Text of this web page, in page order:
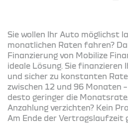
Sie wollen Ihr Auto möglichst
monatlichen Raten fahren?
Finanzierung von Mobilize
ideale Lösung. Sie finanzieren
und sicher zu konstanten
zwischen 12 und 96 Monaten
desto geringer die
Anzahlung verzichten? Kein
Am Ende der Vertragslaufzeit